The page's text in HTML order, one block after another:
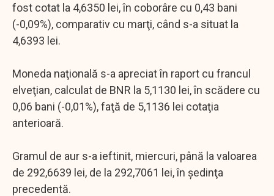
fost cotat la 4,6350 lei, în coborâre cu 0,43 bani
(-0,09%), comparativ cu marţi, când s-a situat la
4,6393 lei.
Moneda naţională s-a apreciat în raport cu francul
elveţian, calculat de BNR la 5,1130 lei, în scădere cu
0,06 bani (-0,01%), faţă de 5,1136 lei cotaţia
anterioară.
Gramul de aur s-a ieftinit, miercuri, până la valoarea
de 292,6639 lei, de la 292,7061 lei, în şedinţa
precedentă.